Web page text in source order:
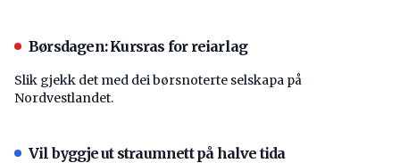
Børsdagen: Kursras for reiarlag
Slik gjekk det med dei børsnoterte selskapa på
Nordvestlandet.
Vil byggje ut straumnett på halve tida